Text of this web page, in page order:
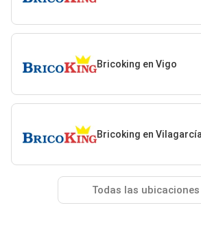
Bricoking en Vigo
Bricoking en
Todas las ubicaciones